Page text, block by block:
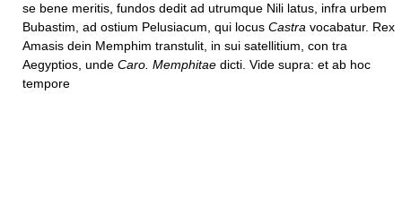
se bene meritis, fundos dedit ad utrumque Nili latus, infra urbem
Bubastim, ad ostium Pelusiacum, qui locus Castra vocabatur. Rex
Amasis dein Memphim transtulit, in sui satellitium, con tra
Aegyptios, unde Caro. Memphitae dicti. Vide supra: et ab hoc
tempore